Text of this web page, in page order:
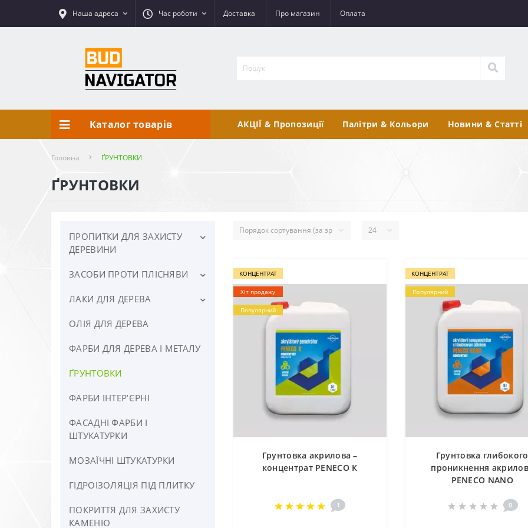
Наша адреса Час роботи Доставка Про магазин Оплата
Каталог товарів АКЦІЇ & Пропозиції Палітри & Кольори Новини & Статті
Головна ҐРУНТОВКИ
ҐРУНТОВКИ
ПРОПИТКИ ДЛЯ ЗАХИСТУ
ДЕРЕВИНИ
Для Деревини НЕ УРАЖЕНОЇ
Довготривалий Захист
Транспортний економічний
ЗАСОБИ ПРОТИ ПЛІСНЯВИ
Хлорні засоби
Безхлорні засоби
ЛАКИ ДЛЯ ДЕРЕВА
Шовковистий Мат ⭐ ПАЛІТРА
відтінків >>
На восковій основі ⭐ ПАЛІТРА
Для Паркету ПОЛІУРЕТАНОВІ
ОЛІЯ ДЛЯ ДЕРЕВА
ФАРБИ ДЛЯ ДЕРЕВА І МЕТАЛУ
ҐРУНТОВКИ
ФАРБИ ІНТЕРʼЄРНІ
ФАСАДНІ ФАРБИ І
ШТУКАТУРКИ
МОЗАЇЧНІ ШТУКАТУРКИ
ГІДРОІЗОЛЯЦІЯ ПІД ПЛИТКУ
ПОКРИТТЯ ДЛЯ ЗАХИСТУ
КАМЕНЮ
КОНЦЕНТРАТ
Хіт продажу
Популярний
Грунтовка акрилова –
концентрат PENECO К
1
КОНЦЕНТРАТ
Популярний
Грунтовка глибокого
проникнення
PENECO NANO
0